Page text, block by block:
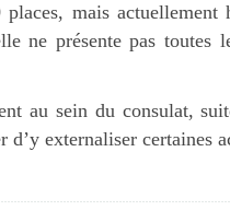
places, mais
ne présente pas toutes
au sein du consulat,
d’y externaliser certaines